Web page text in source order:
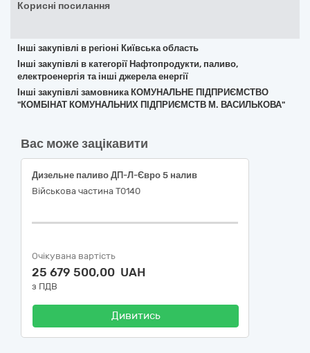
Корисні посилання
Інші закупівлі в регіоні Київська область
Інші закупівлі в категорії Нафтопродукти, паливо,
електроенергія та інші джерела енергії
Інші закупівлі замовника КОМУНАЛЬНЕ ПІДПРИЄМСТВО
"КОМБІНАТ КОМУНАЛЬНИХ ПІДПРИЄМСТВ М. ВАСИЛЬКОВА"
Вас може зацікавити
Дизельне паливо ДП-Л-Євро 5 налив
Військова частина Т0140
Очікувана вартість
25 679 500,00 UAH
з ПДВ
Дивитись